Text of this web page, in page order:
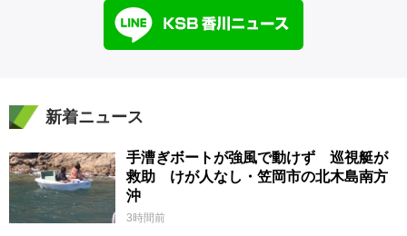
新着ニュース
手漕ぎボートが強風で動けず 巡視艇が
救助 けが人なし・笠岡市の北木島南方
沖
3時間前